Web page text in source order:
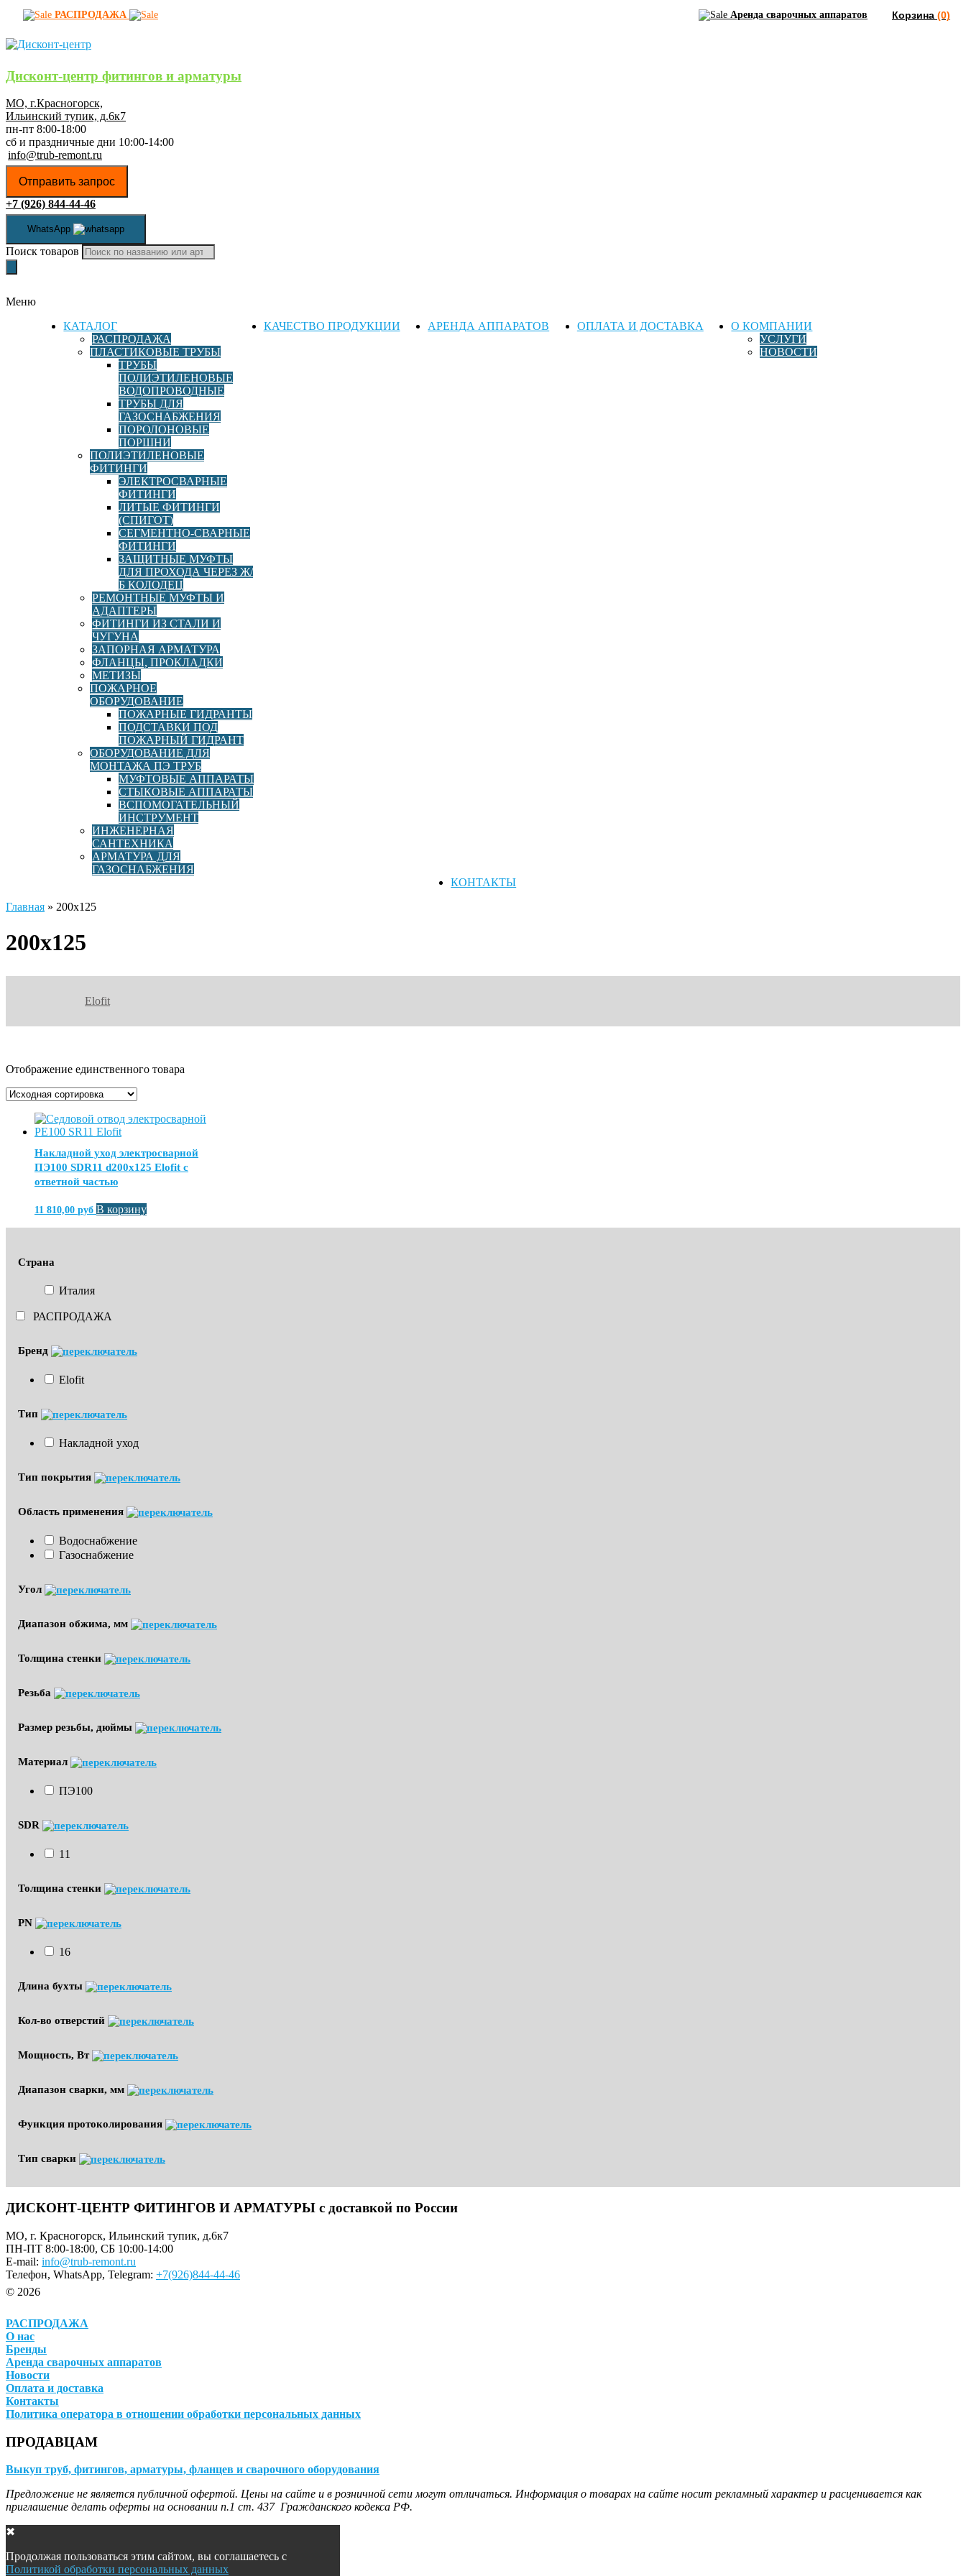
РАСПРОДАЖА Аренда сварочных аппаратов Корзина (0)
Дисконт-центр фитингов и арматуры
МО, г.Красногорск,
Ильинский тупик, д.6к7
пн-пт 8:00-18:00
сб и праздничные дни 10:00-14:00
info@trub-remont.ru
Отправить запрос
+7 (926) 844-44-46
WhatsApp
Поиск товаров
Меню
КАТАЛОГ
РАСПРОДАЖА
ПЛАСТИКОВЫЕ ТРУБЫ
ТРУБЫ
ПОЛИЭТИЛЕНОВЫЕ
ВОДОПРОВОДНЫЕ
ТРУБЫ ДЛЯ
ГАЗОСНАБЖЕНИЯ
ПОРОЛОНОВЫЕ
ПОРШНИ
ПОЛИЭТИЛЕНОВЫЕ
ФИТИНГИ
ЭЛЕКТРОСВАРНЫЕ
ФИТИНГИ
ЛИТЫЕ ФИТИНГИ
(СПИГОТ)
СЕГМЕНТНО-СВАРНЫЕ
ФИТИНГИ
ЗАЩИТНЫЕ МУФТЫ
ДЛЯ ПРОХОДА ЧЕРЕЗ Ж/
Б КОЛОДЕЦ
РЕМОНТНЫЕ МУФТЫ И
АДАПТЕРЫ
ФИТИНГИ ИЗ СТАЛИ И
ЧУГУНА
ЗАПОРНАЯ АРМАТУРА
ФЛАНЦЫ, ПРОКЛАДКИ
МЕТИЗЫ
ПОЖАРНОЕ
ОБОРУДОВАНИЕ
ПОЖАРНЫЕ ГИДРАНТЫ
ПОДСТАВКИ ПОД
ПОЖАРНЫЙ ГИДРАНТ
ОБОРУДОВАНИЕ ДЛЯ
МОНТАЖА ПЭ ТРУБ
МУФТОВЫЕ АППАРАТЫ
СТЫКОВЫЕ АППАРАТЫ
ВСПОМОГАТЕЛЬНЫЙ
ИНСТРУМЕНТ
ИНЖЕНЕРНАЯ
САНТЕХНИКА
АРМАТУРА ДЛЯ
ГАЗОСНАБЖЕНИЯ
КАЧЕСТВО ПРОДУКЦИИ АРЕНДА АППАРАТОВ ОПЛАТА И ДОСТАВКА
О КОМПАНИИ
УСЛУГИ
НОВОСТИ
КОНТАКТЫ
Главная » 200х125
200х125
Elofit
Отображение единственного товара
Накладной уход электросварной
ПЭ100 SDR11 d200x125 Elofit с
ответной частью
11 810,00 руб В корзину
Страна
Италия
РАСПРОДАЖА
Бренд
Elofit
Тип
Накладной уход
Тип покрытия
Область применения
Водоснабжение
Газоснабжение
Угол
Диапазон обжима, мм
Толщина стенки
Резьба
Размер резьбы, дюймы
Материал
ПЭ100
SDR
11
Толщина стенки
PN
16
Длина бухты
Кол-во отверстий
Мощность, Вт
Диапазон сварки, мм
Функция протоколирования
Тип сварки
ДИСКОНТ-ЦЕНТР ФИТИНГОВ И АРМАТУРЫ с доставкой по России
МО, г. Красногорск, Ильинский тупик, д.6к7
ПН-ПТ 8:00-18:00, СБ 10:00-14:00
E-mail: info@trub-remont.ru
Телефон, WhatsApp, Telegram: +7(926)844-44-46
© 2026
РАСПРОДАЖА
О нас
Бренды
Аренда сварочных аппаратов
Новости
Оплата и доставка
Контакты
Политика оператора в отношении обработки персональных данных
ПРОДАВЦАМ
Выкуп труб, фитингов, арматуры, фланцев и сварочного оборудования
Предложение не является публичной офертой. Цены на сайте и в розничной сети могут отличаться. Информация о товарах на сайте носит рекламный характер и расценивается как
приглашение делать оферты на основании п.1 ст. 437 Гражданского кодекса РФ.
✖
Продолжая пользоваться этим сайтом, вы соглашаетесь с
Политикой обработки персональных данных